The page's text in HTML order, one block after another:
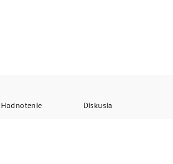
Hodnotenie Diskusia